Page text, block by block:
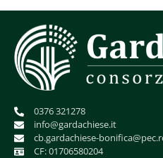
0376 321278
info@gardachiese.it
cb.gardachiese-
CF: 01706580204